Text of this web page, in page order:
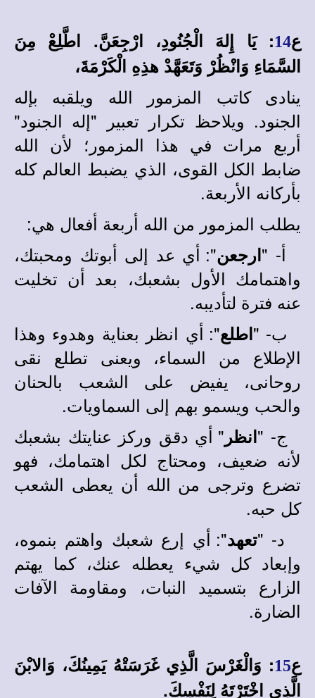
ع14: يَا إِلهَ الْجُنُودِ، ارْجِعَنَّ. اطَّلِعْ مِنَ
السَّمَاءِ وَانْظُرْ وَتَعَهَّدْ هذِهِ الْكَرْمَةَ،
ينادى كاتب المزمور الله ويلقبه بإله
الجنود. ويلاحظ تكرار تعبير "إله الجنود"
أربع مرات في هذا المزمور؛ لأن الله
ضابط الكل القوى، الذي يضبط العالم كله
بأركانه الأربعة.
يطلب المزمور من الله أربعة أفعال هي:
أ- "ارجعن": أي عد إلى أبوتك ومحبتك،
واهتمامك الأول بشعبك، بعد أن تخليت
عنه فترة لتأديبه.
ب- "اطلع": أي انظر بعناية وهدوء وهذا
الإطلاع من السماء، ويعنى تطلع نقى
روحانى، يفيض على الشعب بالحنان
والحب ويسمو بهم إلى السماويات.
ج- "انظر " أي دقق وركز عنايتك بشعبك
لأنه ضعيف، ومحتاج لكل اهتمامك، فهو
تضرع وترجى من الله أن يعطى الشعب
كل حبه.
د- "تعهد": أي إرع شعبك واهتم بنموه،
وإبعاد كل شيء يعطله عنك، كما يهتم
الزارع بتسميد النبات، ومقاومة الآفات
الضارة.
ع15: وَالْغَرْسَ الَّذِي غَرَسَتْهُ يَمِينُكَ، وَالابْنَ
الَّذِي اخْتَرْتَهُ لِنَفْسِكَ.